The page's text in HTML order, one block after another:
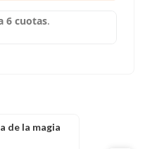
de la magia